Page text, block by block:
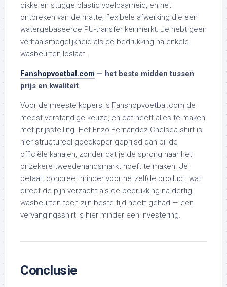
dikke en stugge plastic voelbaarheid, en het
ontbreken van de matte, flexibele afwerking die een
watergebaseerde PU-transfer kenmerkt. Je hebt geen
verhaalsmogelijkheid als de bedrukking na enkele
wasbeurten loslaat.
Fanshopvoetbal.com — het beste midden tussen
prijs en kwaliteit
Voor de meeste kopers is Fanshopvoetbal.com de
meest verstandige keuze, en dat heeft alles te maken
met prijsstelling. Het Enzo Fernández Chelsea shirt is
hier structureel goedkoper geprijsd dan bij de
officiële kanalen, zonder dat je de sprong naar het
onzekere tweedehandsmarkt hoeft te maken. Je
betaalt concreet minder voor hetzelfde product, wat
direct de pijn verzacht als de bedrukking na dertig
wasbeurten toch zijn beste tijd heeft gehad — een
vervangingsshirt is hier minder een investering.
Conclusie